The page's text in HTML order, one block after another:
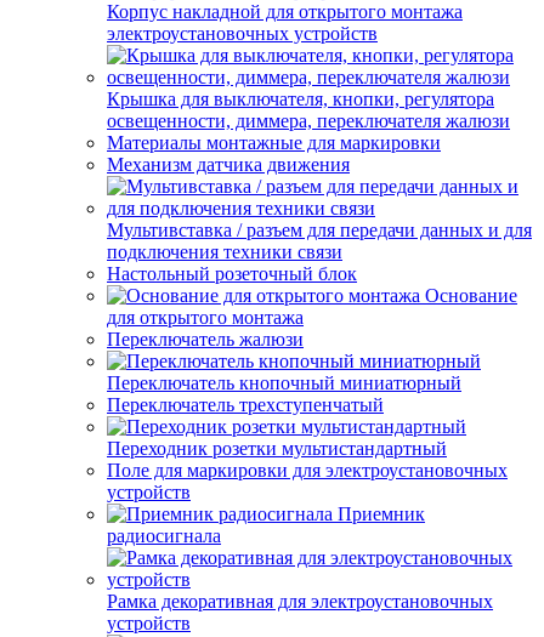
Корпус накладной для открытого монтажа
электроустановочных устройств
Крышка для выключателя, кнопки, регулятора
освещенности, диммера, переключателя жалюзи
Материалы монтажные для маркировки
Механизм датчика движения
Мультивставка / разъем для передачи данных и для
подключения техники связи
Настольный розеточный блок
Основание
для открытого монтажа
Переключатель жалюзи
Переключатель кнопочный миниатюрный
Переключатель трехступенчатый
Переходник розетки мультистандартный
Поле для маркировки для электроустановочных
устройств
Приемник
радиосигнала
Рамка декоративная для электроустановочных
устройств